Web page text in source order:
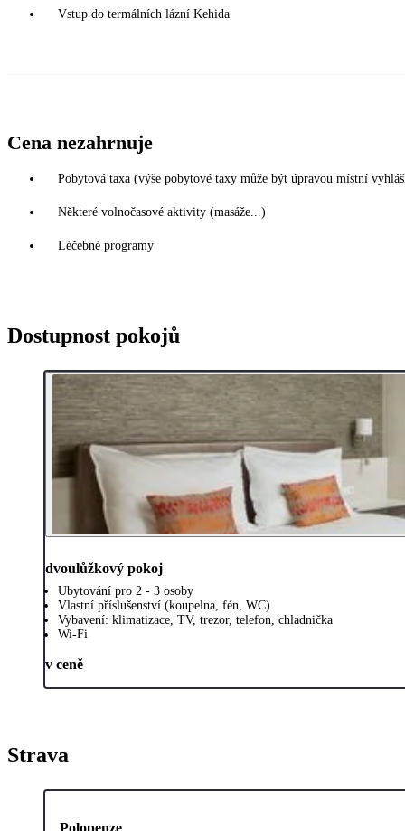
Vstup do termálních lázní Kehida
Cena nezahrnuje
Pobytová taxa (výše pobytové taxy může být úpravou místní
Některé volnočasové aktivity (masáže...)
Léčebné programy
Dostupnost pokojů
dvoulůžkový pokoj
Ubytování pro 2 - 3 osoby
Vlastní příslušenství (koupelna, fén, WC)
Vybavení: klimatizace, TV, trezor, telefon, chladnička
Wi-Fi
v ceně
Strava
Polopenze